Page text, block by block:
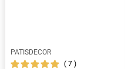
PATISDECOR
7